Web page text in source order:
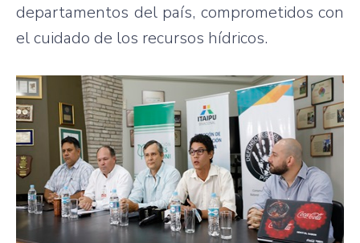
departamentos del país, comprometidos con
el cuidado de los recursos hídricos.